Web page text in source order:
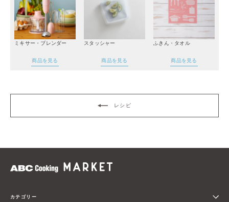
ミキサー・ブレンダー
商品を見る
スタッシャー
商品を見る
ふきん・タオル
商品を見る
レシピ
カテゴリー